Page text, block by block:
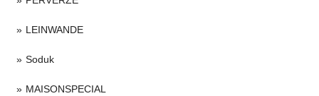
LEINWANDE
Soduk
MAISONSPECIAL